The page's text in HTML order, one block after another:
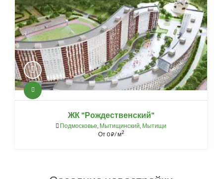
ЖК "Рождественский"
Подмосковье Мытищинский Мытищи
От0⃏/ м2